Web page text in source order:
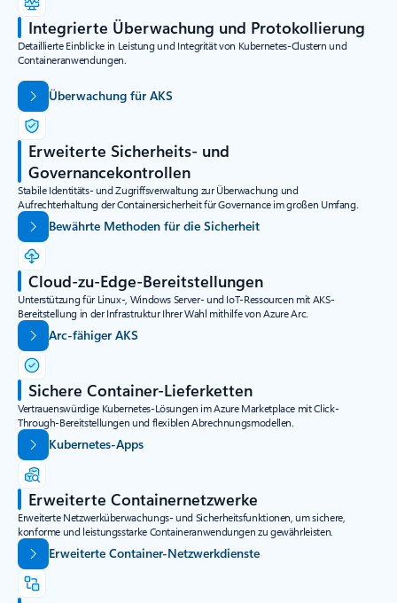
Integrierte Überwachung und Protokollierung
Detaillierte Einblicke in Leistung und Integrität von Kubernetes-Clustern und
Containeranwendungen.
Überwachung für AKS
Erweiterte Sicherheits- und
Governancekontrollen
Stabile Identitäts- und Zugriffsverwaltung zur Überwachung und
Aufrechterhaltung der Containersicherheit für Governance im großen Umfang.
Bewährte Methoden für die Sicherheit
Cloud-zu-Edge-Bereitstellungen
Unterstützung für Linux-, Windows Server- und IoT-Ressourcen mit AKS-
Bereitstellung in der Infrastruktur Ihrer Wahl mithilfe von Azure Arc.
Arc-fähiger AKS
Sichere Container-Lieferketten
Vertrauenswürdige Kubernetes-Lösungen im Azure Marketplace mit Click-
Through-Bereitstellungen und flexiblen Abrechnungsmodellen.
Kubernetes-Apps
Erweiterte Containernetzwerke
Erweiterte Netzwerküberwachungs- und Sicherheitsfunktionen, um sichere,
konforme und leistungsstarke Containeranwendungen zu gewährleisten.
Erweiterte Container-Netzwerkdienste